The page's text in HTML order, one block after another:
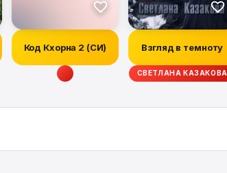
Код Кхорна 2 (СИ) Взгляд в темноту
СВЕТЛАНА КАЗАКОВА